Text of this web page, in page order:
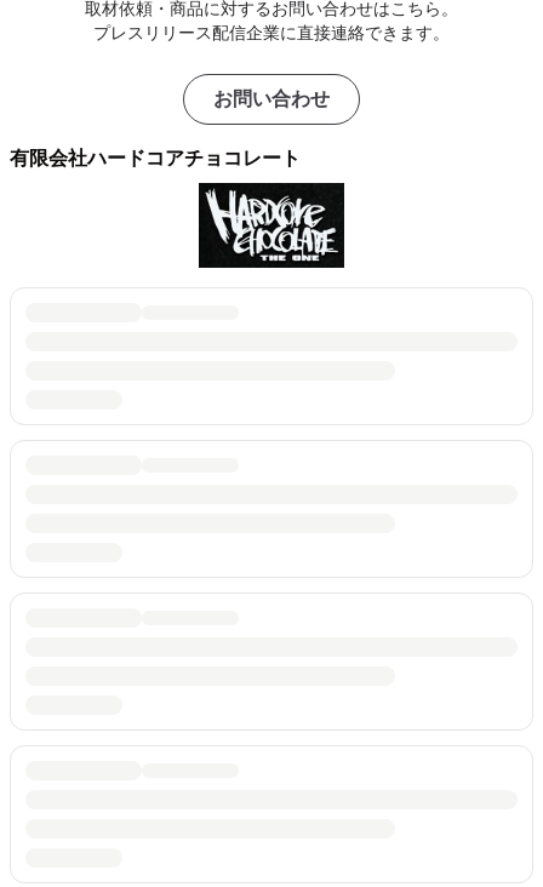
取材依頼・商品に対するお問い合わせはこちら。
プレスリリース配信企業に直接連絡できます。
お問い合わせ
有限会社ハードコアチョコレート